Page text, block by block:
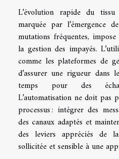
L’évolution rapide du
marquée par l’émergence
mutations fréquentes,
la gestion des impayés.
comme les plateformes de
d’assurer une rigueur
temps pour des
L’automatisation ne doit pas
processus : intégrer des
des canaux adaptés et
des leviers appréciés de
sollicitée et sensible à une